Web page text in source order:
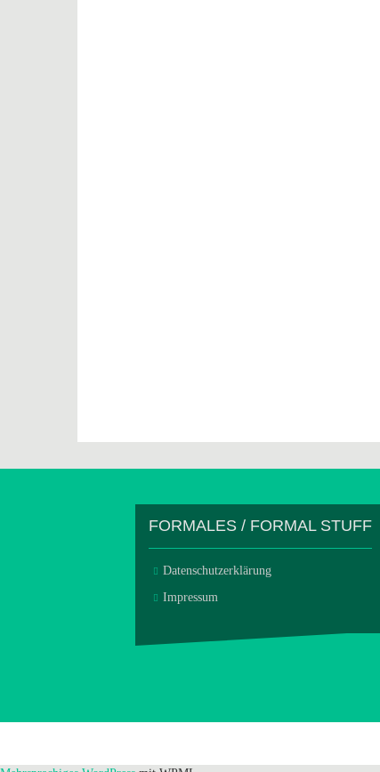
FORMALES / FORMAL STUFF
Datenschutzerklärung
Impressum